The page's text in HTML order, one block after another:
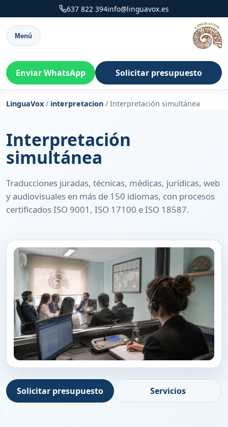
637 822 394info@linguavox.es
Menú
Enviar WhatsApp Solicitar presupuesto
LinguaVox / interpretacion / Interpretación simultánea
Interpretación
simultánea
Traducciones juradas, técnicas, médicas, jurídicas, web
y audiovisuales en más de 150 idiomas, con procesos
certificados ISO 9001, ISO 17100 e ISO 18587.
Solicitar presupuesto Servicios